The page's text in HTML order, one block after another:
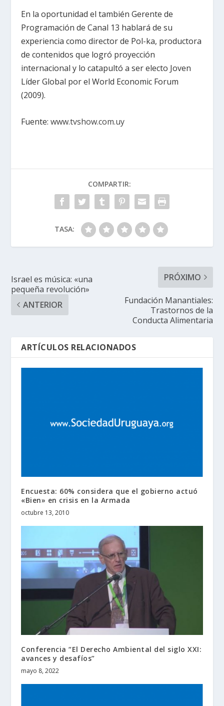
En la oportunidad el también Gerente de
Programación de Canal 13 hablará de su
experiencia como director de Pol-ka, productora
de contenidos que logró proyección
internacional y lo catapultó a ser electo Joven
Líder Global por el World Economic Forum
(2009).
Fuente:www.tvshow.com.uy
COMPARTIR:
TASA:
Israel es música: «una
pequeña revolución»
ANTERIOR
PRÓXIMO
Fundación Manantiales:
Trastornos de la
Conducta Alimentaria
ARTÍCULOS RELACIONADOS
Encuesta: 60% considera que el gobierno actuó
«Bien» en crisis en la Armada
octubre 13, 2010
Conferencia “El Derecho Ambiental del siglo XXI:
avances y desafíos”
mayo 8, 2022